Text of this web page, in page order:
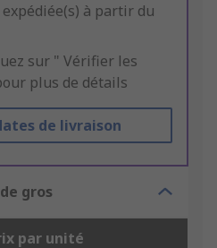
à partir du
sur " Vérifier les
plus de détails
de livraison
gros
par unité